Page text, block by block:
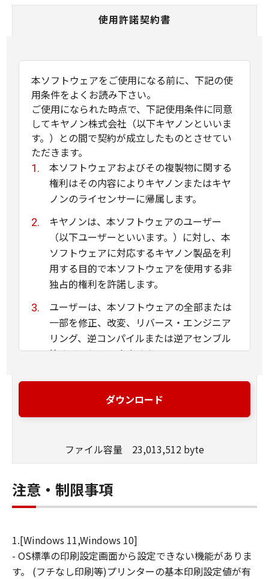
使用許諾契約書
本ソフトウェアをご使用になる前に、下記の使
用条件をよくお読み下さい。
ご使用になられた時点で、下記使用条件に同意
してキヤノン株式会社（以下キヤノンといいま
す。）との間で契約が成立したものとさせてい
ただきます。
本ソフトウェアおよびその複製物に関する
権利はその内容によりキヤノンまたはキヤ
ノンのライセンサーに帰属します。
キヤノンは、本ソフトウェアのユーザー
（以下ユーザーといいます。）に対し、本
ソフトウェアに対応するキヤノン製品を利
用する目的で本ソフトウェアを使用する非
独占的権利を許諾します。
ユーザーは、本ソフトウェアの全部または
一部を修正、改変、リバース・エンジニア
リング、逆コンパイルまたは逆アセンブル
等することはできません。
ン株式会社およびキヤノンのライセンサー
は、本ソフトウェアがユーザーの特定の目
がないこと、その他本ソフトウェアに関し
キヤノン、キヤノンマーケティングジャパ
ン株式会社およびキヤノンのライセンサー
連して生ずる直接的または間接的な損失、
損害等について、いかなる場合においても
一切の責任を負いません。
ダウンロード
ファイル容量 23,013,512 byte
注意・制限事項
1.[Windows 11,Windows 10]
- OS標準の印刷設定画面から設定できない機能がありま
す。 (フチなし印刷等)プリンターの基本印刷設定値が有